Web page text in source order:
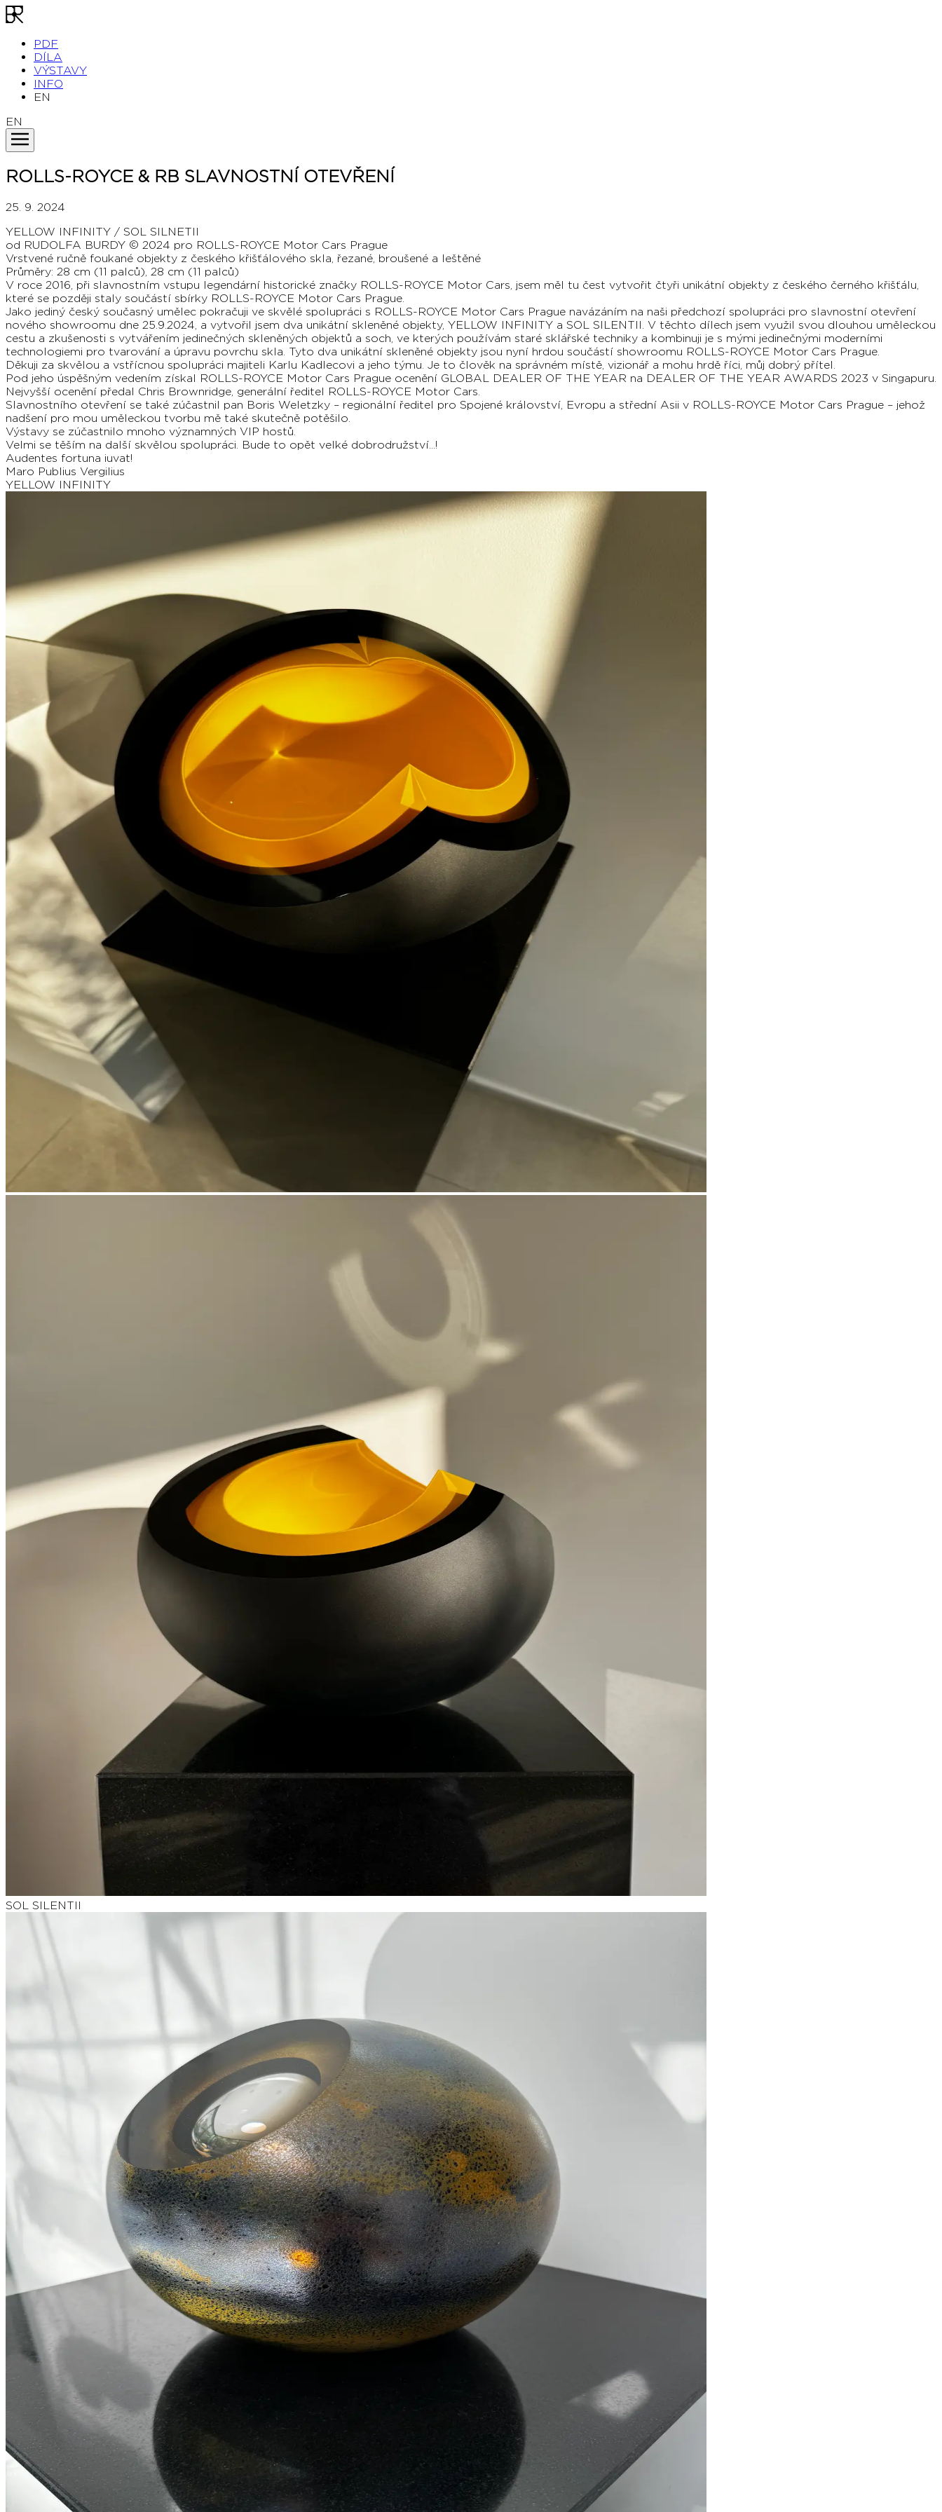
PDF
DÍLA
VÝSTAVY
INFO
EN
EN
ROLLS-ROYCE & RB SLAVNOSTNÍ OTEVŘENÍ
25. 9. 2024
YELLOW INFINITY / SOL SILNETII
od RUDOLFA BURDY © 2024 pro ROLLS-ROYCE Motor Cars Prague
Vrstvené ručně foukané objekty z českého křišťálového skla, řezané, broušené a leštěné
Průměry: 28 cm (11 palců), 28 cm (11 palců)
V roce 2016, při slavnostním vstupu legendární historické značky ROLLS-ROYCE Motor Cars, jsem měl tu čest vytvořit čtyři unikátní objekty z českého černého křišťálu,
které se později staly součástí sbírky ROLLS-ROYCE Motor Cars Prague.
Jako jediný český současný umělec pokračuji ve skvělé spolupráci s ROLLS-ROYCE Motor Cars Prague navázáním na naši předchozí spolupráci pro slavnostní otevření
nového showroomu dne 25.9.2024, a vytvořil jsem dva unikátní skleněné objekty, YELLOW INFINITY a SOL SILENTII. V těchto dílech jsem využil svou dlouhou uměleckou
cestu a zkušenosti s vytvářením jedinečných skleněných objektů a soch, ve kterých používám staré sklářské techniky a kombinuji je s mými jedinečnými moderními
technologiemi pro tvarování a úpravu povrchu skla. Tyto dva unikátní skleněné objekty jsou nyní hrdou součástí showroomu ROLLS-ROYCE Motor Cars Prague.
Děkuji za skvělou a vstřícnou spolupráci majiteli Karlu Kadlecovi a jeho týmu. Je to člověk na správném místě, vizionář a mohu hrdě říci, můj dobrý přítel.
Pod jeho úspěšným vedením získal ROLLS-ROYCE Motor Cars Prague ocenění GLOBAL DEALER OF THE YEAR na DEALER OF THE YEAR AWARDS 2023 v Singapuru.
Nejvyšší ocenění předal Chris Brownridge, generální ředitel ROLLS-ROYCE Motor Cars.
Slavnostního otevření se také zúčastnil pan Boris Weletzky – regionální ředitel pro Spojené království, Evropu a střední Asii v ROLLS-ROYCE Motor Cars Prague – jehož
nadšení pro mou uměleckou tvorbu mě také skutečně potěšilo.
Výstavy se zúčastnilo mnoho významných VIP hostů.
Velmi se těším na další skvělou spolupráci. Bude to opět velké dobrodružství...!
Audentes fortuna iuvat!
Maro Publius Vergilius
YELLOW INFINITY
SOL SILENTII